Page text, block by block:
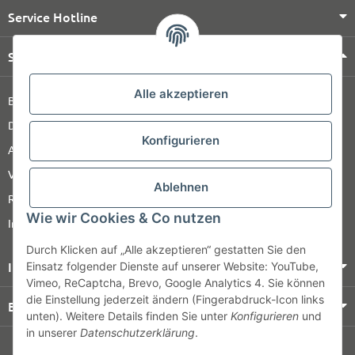
Alle akzeptieren
Konfigurieren
Ablehnen
Wie wir Cookies & Co nutzen
Durch Klicken auf „Alle akzeptieren“ gestatten Sie den
Einsatz folgender Dienste auf unserer Website: YouTube,
Vimeo, ReCaptcha, Brevo, Google Analytics 4. Sie können
die Einstellung jederzeit ändern (Fingerabdruck-Icon links
unten). Weitere Details finden Sie unter Konfigurieren und
in unserer Datenschutzerklärung.
Service Hotline
Shop Service
Barrierefreiheitserklärung
Datenschutz
AGB
Versandinformationen
Retour
Impressum
Informationen
Bezahlung & Versand
© HOZ MEDI WERK